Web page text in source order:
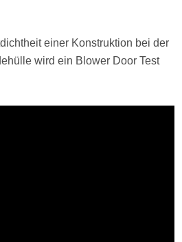
einer Konstruktion bei der
wird ein Blower Door Test